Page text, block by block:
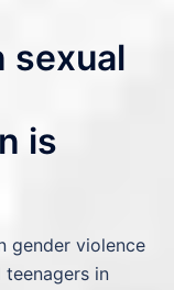
sexual
is
gender violence
in